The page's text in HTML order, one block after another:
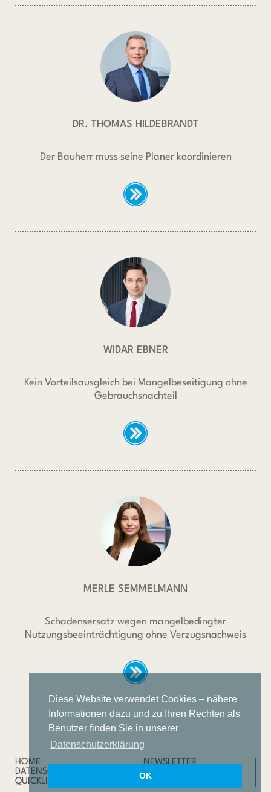
Diese Website verwendet Cookies – nähere
Informationen dazu und zu Ihren Rechten als
Benutzer finden Sie in unserer
Datenschutzerklärung
OK
DR. THOMAS HILDEBRANDT
Der Bauherr muss seine Planer koordinieren
WIDAR EBNER
Kein Vorteilsausgleich bei Mangelbeseitigung ohne
Gebrauchsnachteil
MERLE SEMMELMANN
Schadensersatz wegen mangelbedingter
Nutzungsbeeinträchtigung ohne Verzugsnachweis
HOME
NEWSLETTER
DATENSCHUTZ
IMPRESSUM
QUICKLINKS
SUCHE